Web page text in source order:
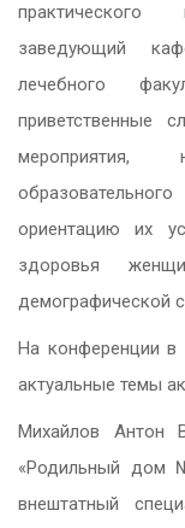
заведующий
лечебного
приветственные
мероприятия,
ориентацию их
здоровья
демографической
На конференции в
актуальные темы
Михайлов Антон
«Родильный дом
внештатный